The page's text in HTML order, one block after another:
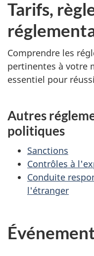
Tarifs,
Comprendre les
pertinentes à votre
essentiel pour
Autres
politiques
Sanctions
Contrôles à
Conduite
l'étranger